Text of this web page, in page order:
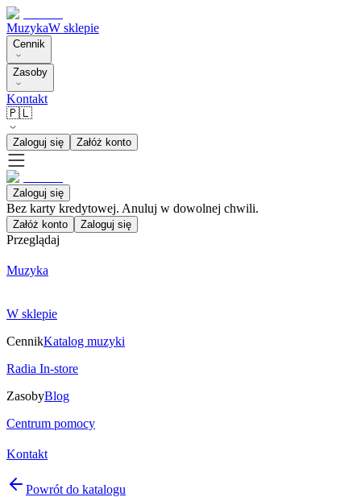
MuzykaW sklepie
Cennik
Zasoby
Kontakt
🇵🇱
Zaloguj się Załóż konto
Zaloguj się
Bez karty kredytowej. Anuluj w dowolnej chwili.
Załóż konto Zaloguj się
Przeglądaj
Muzyka
W sklepie
CennikKatalog muzyki
Radia In-store
ZasobyBlog
Centrum pomocy
Kontakt
Powrót do katalogu